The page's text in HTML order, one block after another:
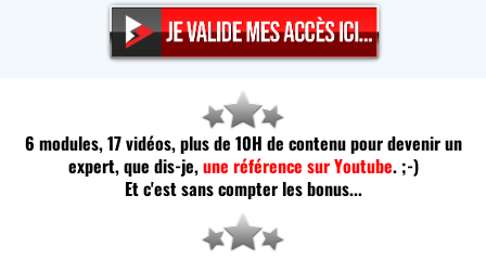
6 modules, 17 vidéos, plus de 10H de contenu pour devenir un
expert, que dis-je,une référence sur Youtube. ;-)
Et c'est sans compter les bonus...